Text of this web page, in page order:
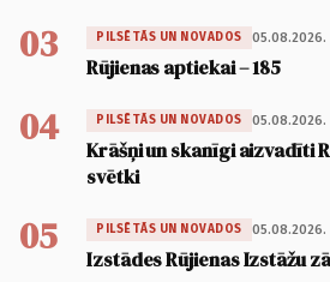
03 PILSĒTĀS UN NOVADOS 05.08.2026.
Rūjienas aptiekai – 185
04 PILSĒTĀS UN NOVADOS 05.08.2026.
Krāšņi un skanīgi aizvadīti
svētki
05 PILSĒTĀS UN NOVADOS 05.08.2026.
Izstādes Rūjienas Izstāžu